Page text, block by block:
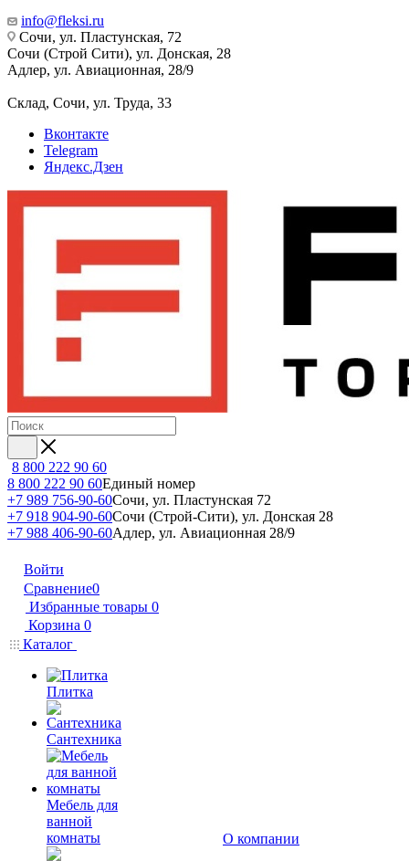
info@fleksi.ru
Сочи, ул. Пластунская, 72
Сочи (Строй Сити), ул. Донская, 28
Адлер, ул. Авиационная, 28/9
Склад, Сочи, ул. Труда, 33
Вконтакте
Telegram
Яндекс.Дзен
8 800 222 90 60
8 800 222 90 60Единый номер
+7 989 756-90-60Сочи, ул. Пластунская 72
+7 918 904-90-60Сочи (Строй-Сити), ул. Донская 28
+7 988 406-90-60Адлер, ул. Авиационная 28/9
Войти
Сравнение0
Избранные товары 0
Корзина 0
Каталог
Плитка
Сантехника
Мебель для
ванной
комнаты
О компании